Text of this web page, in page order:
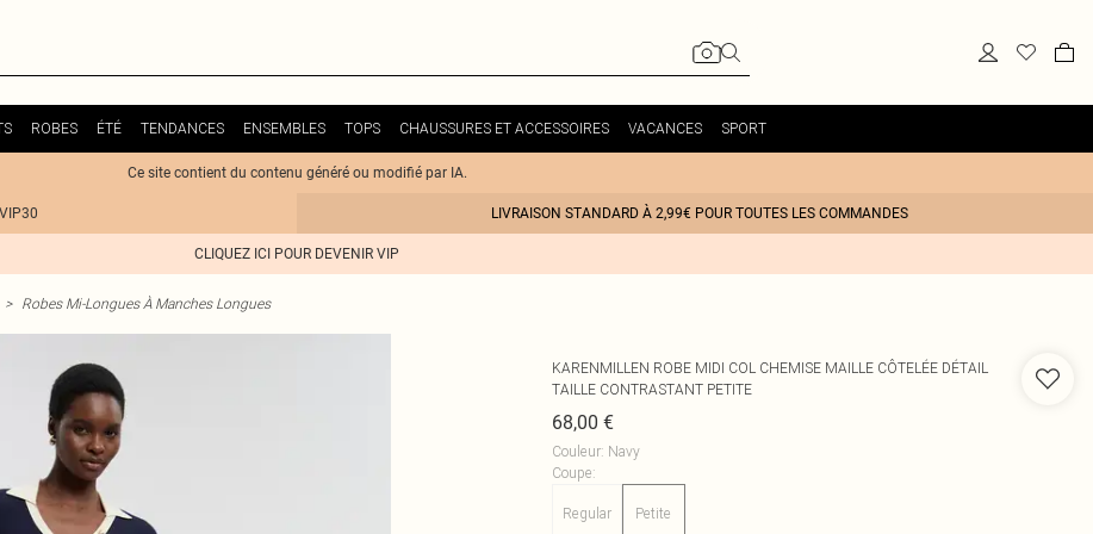
ROBES ÉTÉ TENDANCES ENSEMBLES TOPS CHAUSSURES ET ACCESSOIRES VACANCES SPORT
Ce site contient du contenu généré ou modifié par IA.
LIVRAISON STANDARD À 2,99€ POUR TOUTES LES COMMANDES
CLIQUEZ ICI POUR DEVENIR VIP
> Robes Mi-Longues À Manches Longues
KARENMILLEN ROBE MIDI COL CHEMISE MAILLE CÔTELÉE DÉTAIL
TAILLE CONTRASTANT PETITE
68,00 €
Couleur: Navy
Coupe:
Regular Petite